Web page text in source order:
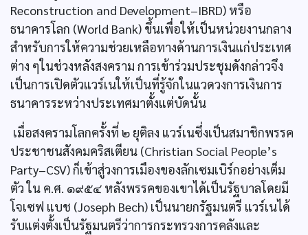
Reconstruction and Development–IBRD) หรือ
ธนาคารโลก (World Bank) ขึ้นเพื่อให้เป็นหน่วยงานกลาง
สำหรับการให้ความช่วยเหลือทางด้านการเงินแก่ประเทศ
ต่าง ๆในช่วงหลังสงคราม การเข้าร่วมประชุมดังกล่าวจึง
เป็นการเปิดตัวแวร์เนให้เป็นที่รู้จักในแวดวงการเงินการ
ธนาคารระหว่างประเทศมาตั้งแต่บัดนั้น
เมื่อสงครามโลกครั้งที่ ๒ ยุติลง แวร์เนซึ่งเป็นสมาชิกพรรค
ประชาชนสังคมคริสเตียน (Christian Social People’s
Party–CSV) ก็เข้าสู่วงการเมืองของลักเซมเบิร์กอย่างเต็ม
ตัว ใน ค.ศ. ๑๙๕๔ หลังพรรคของเขาได้เป็นรัฐบาลโดยมี
โจเซฟ แบช (Joseph Bech) เป็นนายกรัฐมนตรี แวร์เนได้
รับแต่งตั้งเป็นรัฐมนตรีว่าการกระทรวงการคลังและ